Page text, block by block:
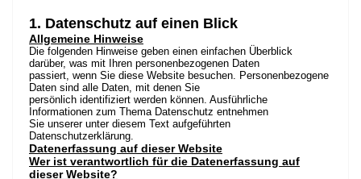
1. Datenschutz auf einen Blick
Allgemeine Hinweise
Die folgenden Hinweise geben einen einfachen Überblick
darüber, was mit Ihren personenbezogenen Daten
passiert, wenn Sie diese Website besuchen. Personenbezogene
Daten sind alle Daten, mit denen Sie
persönlich identifiziert werden können. Ausführliche
Informationen zum Thema Datenschutz entnehmen
Sie unserer unter diesem Text aufgeführten
Datenschutzerklärung.
Datenerfassung auf dieser Website
Wer ist verantwortlich für die Datenerfassung auf
dieser Website?